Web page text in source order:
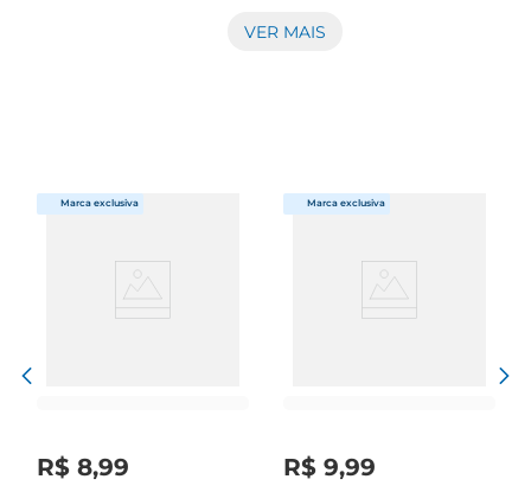
embalada para preservar seu frescor e nutrientes,
Rica emvitaminas e minerais, a couveflor é uma
excelente fonte de vitamina C, vitamina K e ácido
consumo regular pode contribuir para uma dieta
maneiras na cozinha. Experimente cozinhála no
VER MAIS
R$ 8,99 R$ 9,99